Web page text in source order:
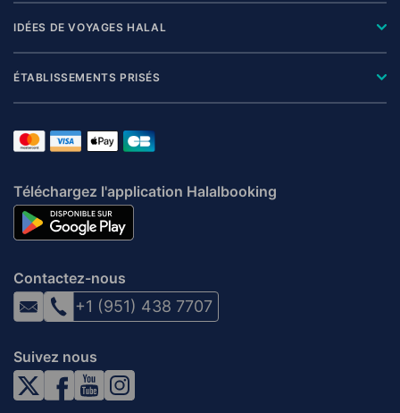
IDÉES DE VOYAGES HALAL
ÉTABLISSEMENTS PRISÉS
Téléchargez l'application Halalbooking
Contactez-nous
+1 (951) 438 7707
Suivez nous